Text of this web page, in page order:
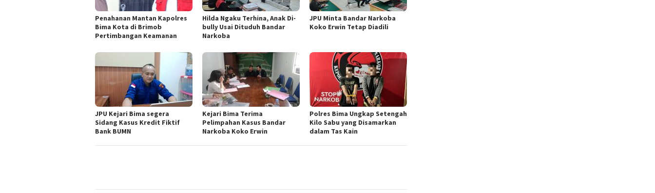
Penahanan Mantan Kapolres
Bima Kota di Brimob
Pertimbangan Keamanan
Hilda Ngaku Terhina, Anak Di-
bully Usai Dituduh Bandar
Narkoba
JPU Minta Bandar Narkoba
Koko Erwin Tetap Diadili
JPU Kejari Bima segera
Sidang Kasus Kredit Fiktif
Bank BUMN
Kejari Bima Terima
Pelimpahan Kasus Bandar
Narkoba Koko Erwin
Polres Bima Ungkap Setengah
Kilo Sabu yang Disamarkan
dalam Tas Kain